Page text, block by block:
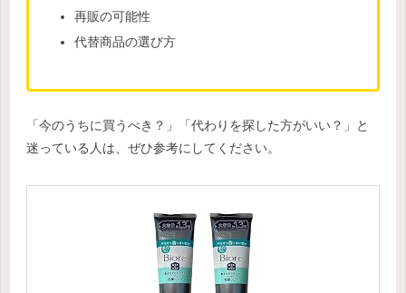
再販の可能性
代替商品の選び方
「今のうちに買うべき？」「代わりを探した方がいい？」と
迷っている人は、ぜひ参考にしてください。